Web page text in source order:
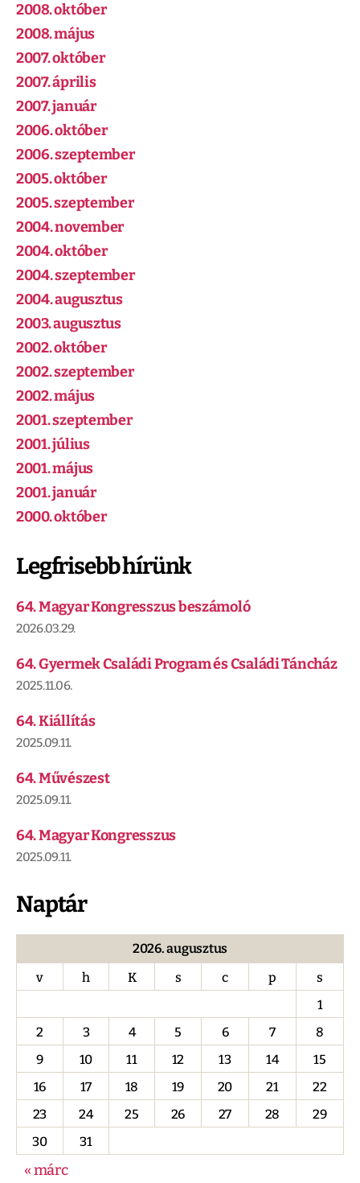
2008. október
2008. május
2007. október
2007. április
2007. január
2006. október
2006. szeptember
2005. október
2005. szeptember
2004. november
2004. október
2004. szeptember
2004. augusztus
2003. augusztus
2002. október
2002. szeptember
2002. május
2001. szeptember
2001. július
2001. május
2001. január
2000. október
Legfrisebb hírünk
64. Magyar Kongresszus beszámoló
2026.03.29.
64. Gyermek Családi Program és Családi Táncház
2025.11.06.
64. Kiállítás
2025.09.11.
64. Művészest
2025.09.11.
64. Magyar Kongresszus
2025.09.11.
Naptár
2026. augusztus
v
h K s c p
s
1
2
3 4 5 6 7
8
9
10 11 12 13 14
15
16
17 18 19 20 21
22
23
24 25 26 27 28
29
30
31
« márc